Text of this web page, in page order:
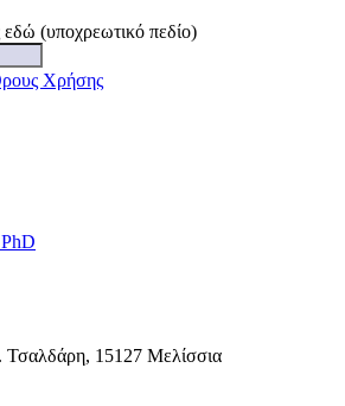
(υποχρεωτικό πεδίο)
Χρήσης
15127 Μελίσσια